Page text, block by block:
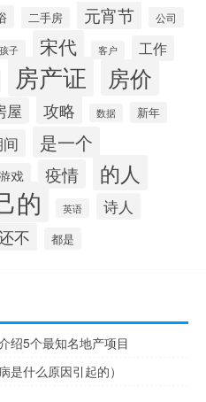
二手房 元宵节 公司
孩子 宋代 客户 工作
房产证 房价
屋 攻略 数据 新年
是一个
戏 疫情 的人
的 英语 诗人
不 都是
绍5个最知名地产项目
是什么原因引起的）